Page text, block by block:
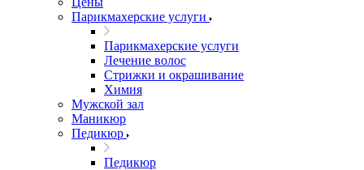
Парикмахерские услуги
Парикмахерские услуги
Лечение волос
Стрижки и окрашивание
Химия
Мужской зал
Маникюр
Педикюр
Педикюр